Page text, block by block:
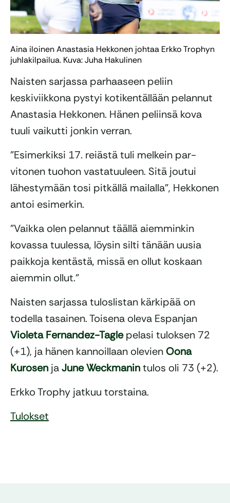
Aina iloinen Anastasia Hekkonen johtaa Erkko Trophyn
juhlakilpailua. Kuva: Juha Hakulinen
Naisten sarjassa parhaaseen peliin
keskiviikkona pystyi kotikentällään pelannut
Anastasia Hekkonen. Hänen peliinsä kova
tuuli vaikutti jonkin verran.
”Esimerkiksi 17. reiästä tuli melkein par-
vitonen tuohon vastatuuleen. Sitä joutui
lähestymään tosi pitkällä mailalla”, Hekkonen
antoi esimerkin.
”Vaikka olen pelannut täällä aiemminkin
kovassa tuulessa, löysin silti tänään uusia
paikkoja kentästä, missä en ollut koskaan
aiemmin ollut.”
Naisten sarjassa tuloslistan kärkipää on
todella tasainen. Toisena oleva Espanjan
Violeta Fernandez-Taglepelasi tuloksen 72
(+1), ja hänen kannoillaan olevien Oona
KurosenjaJune Weckmanintulos oli 73 (+2).
Erkko Trophy jatkuu torstaina.
Tulokset